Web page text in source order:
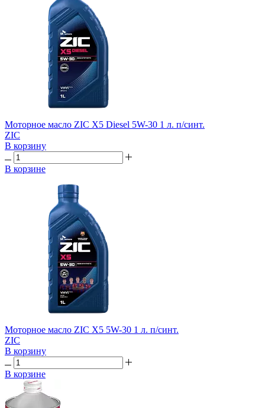
Моторное масло ZIC X5 Diesel 5W-30 1 л. п/синт.
ZIC
В корзину
В корзине
Моторное масло ZIC X5 5W-30 1 л. п/синт.
ZIC
В корзину
В корзине